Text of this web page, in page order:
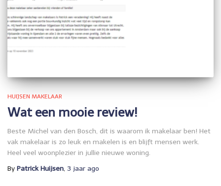
HUIJSEN MAKELAAR
Wat een mooie review!
Beste Michel van den Bosch, dit is waarom ik makelaar ben! Het
vak makelaar is zo leuk en makelen is en blijft mensen werk.
Heel veel woonplezier in jullie nieuwe woning.
By Patrick Huijsen, 3 jaar ago